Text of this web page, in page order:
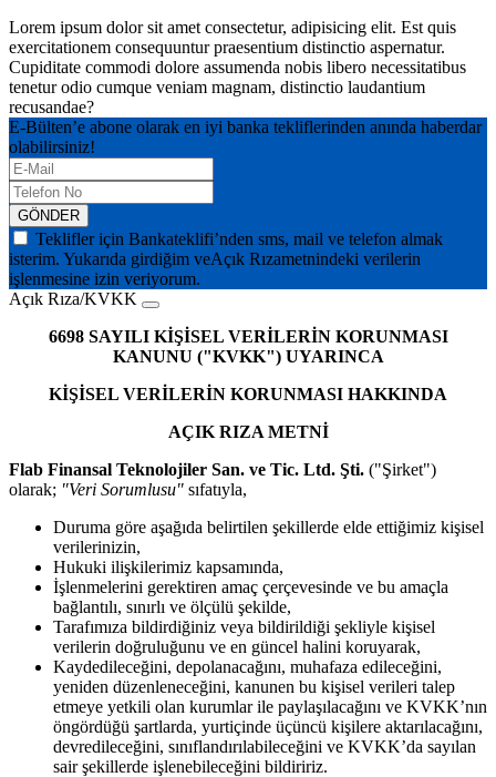
Lorem ipsum dolor sit amet consectetur, adipisicing elit. Est quis
exercitationem consequuntur praesentium distinctio aspernatur.
Cupiditate commodi dolore assumenda nobis libero necessitatibus
tenetur odio cumque veniam magnam, distinctio laudantium
recusandae?
E-Bülten’e abone olarak en iyi banka tekliflerinden anında haberdar
olabilirsiniz!
GÖNDER
Teklifler için Bankateklifi’nden sms, mail ve telefon almak
isterim. Yukarıda girdiğim veAçık Rızametnindeki verilerin
işlenmesine izin veriyorum.
Açık Rıza/KVKK
6698 SAYILI KİŞİSEL VERİLERİN KORUNMASI
KANUNU ("KVKK") UYARINCA
KİŞİSEL VERİLERİN KORUNMASI HAKKINDA
AÇIK RIZA METNİ
Flab Finansal Teknolojiler San. ve Tic. Ltd. Şti. ("Şirket")
olarak; "Veri Sorumlusu" sıfatıyla,
Duruma göre aşağıda belirtilen şekillerde elde ettiğimiz kişisel
verilerinizin,
Hukuki ilişkilerimiz kapsamında,
İşlenmelerini gerektiren amaç çerçevesinde ve bu amaçla
bağlantılı, sınırlı ve ölçülü şekilde,
Tarafımıza bildirdiğiniz veya bildirildiği şekliyle kişisel
verilerin doğruluğunu ve en güncel halini koruyarak,
Kaydedileceğini, depolanacağını, muhafaza edileceğini,
yeniden düzenleneceğini, kanunen bu kişisel verileri talep
etmeye yetkili olan kurumlar ile paylaşılacağını ve KVKK’nın
öngördüğü şartlarda, yurtiçinde üçüncü kişilere aktarılacağını,
devredileceğini, sınıflandırılabileceğini ve KVKK’da sayılan
sair şekillerde işlenebileceğini bildiririz.